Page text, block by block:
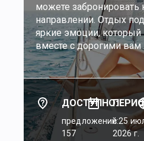
можете
направлении. Отдых
яркие эмоции,
вместе с дорогими
ДОСТУПНО:
предложений:
157
c 25
2026 г.